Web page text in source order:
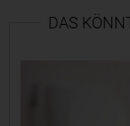
DAS